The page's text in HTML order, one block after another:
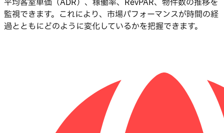
監視できます。これにより、市場パフォーマンスが時間の経
過とともにどのように変化しているかを把握できます。